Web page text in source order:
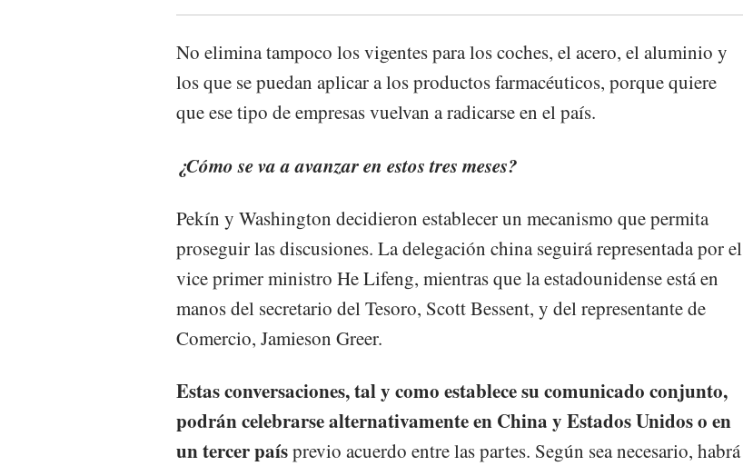
No elimina tampoco los vigentes para los coches, el acero, el aluminio y
los que se puedan aplicar a los productos farmacéuticos, porque quiere
que ese tipo de empresas vuelvan a radicarse en el país.
¿Cómo se va a avanzar en estos tres meses?
Pekín y Washington decidieron establecer un mecanismo que permita
proseguir las discusiones. La delegación china seguirá representada por el
vice primer ministro He Lifeng, mientras que la estadounidense está en
manos del secretario del Tesoro, Scott Bessent, y del representante de
Comercio, Jamieson Greer.
Estas conversaciones, tal y como establece su comunicado conjunto,
podrán celebrarse alternativamente en China y Estados Unidos o en
un tercer paísprevio acuerdo entre las partes. Según sea necesario, habrá